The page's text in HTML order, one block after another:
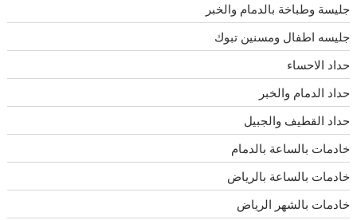
جليسة وطباخة بالدمام والخبر
جليسه اطفال ومسنين تبوك
حداد الاحساء
حداد الدمام والخبر
حداد القطيف والجبيل
خادمات بالساعة بالدمام
خادمات بالساعة بالرياض
خادمات بالشهر الرياض